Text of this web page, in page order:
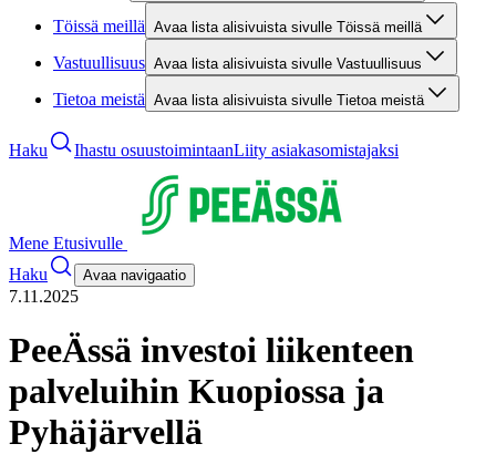
Töissä meillä Avaa lista alisivuista sivulle Töissä meillä
Vastuullisuus Avaa lista alisivuista sivulle Vastuullisuus
Tietoa meistä Avaa lista alisivuista sivulle Tietoa meistä
Haku Ihastu osuustoimintaanLiity asiakasomistajaksi
Mene Etusivulle
Haku
Avaa navigaatio
7.11.2025
PeeÄssä investoi liikenteen
palveluihin Kuopiossa ja
Pyhäjärvellä